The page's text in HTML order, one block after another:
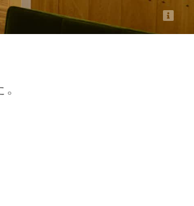
ッチン。こだわり尽くした宝塚市の